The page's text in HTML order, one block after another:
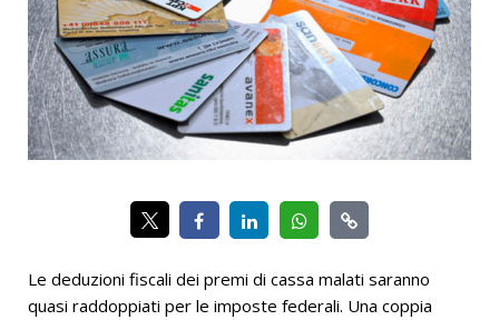
Le deduzioni fiscali dei premi di cassa malati saranno
quasi raddoppiati per le imposte federali. Una coppia